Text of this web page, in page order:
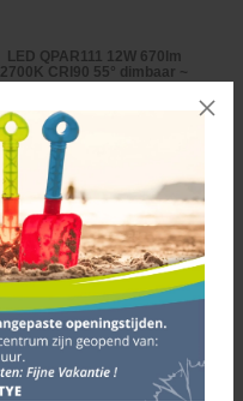
LED QPAR111 12W 670lm
2700K CRI90 55° dimbaar ~
BEKIJK PRODUCT